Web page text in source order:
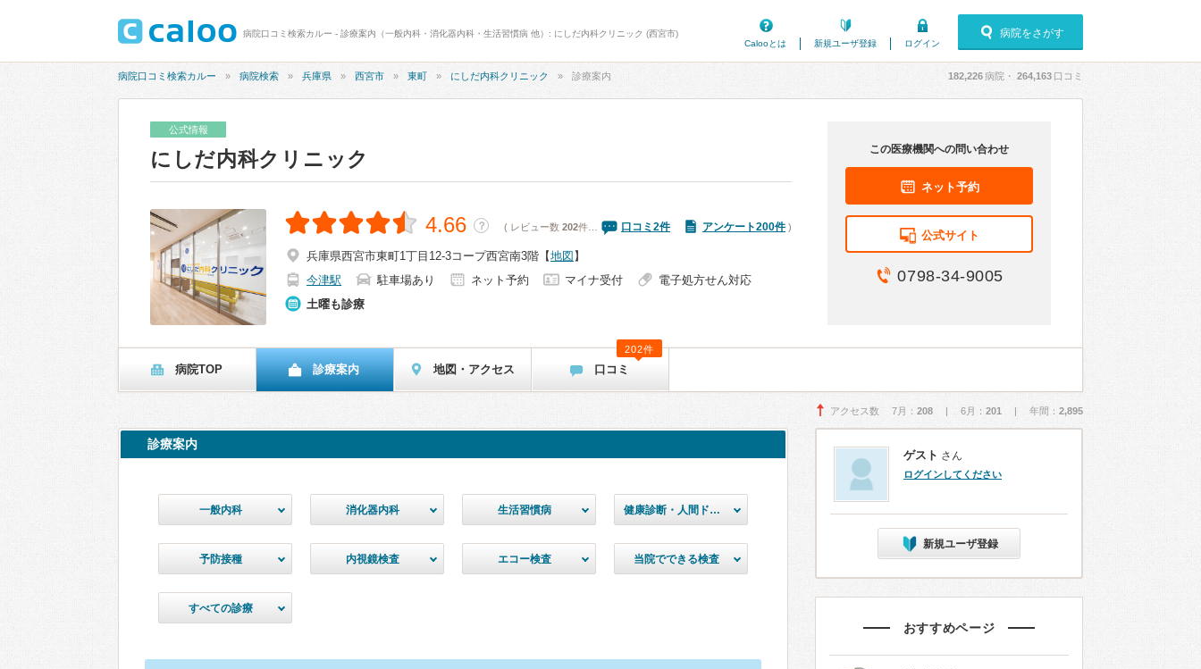
病院口コミ検索カルー - 診療案内（一般内科・消化器内科・生活習慣病 他）: にしだ内科クリニック (西宮市)
Calooとは
新規ユーザ登録 ログイン
病院をさがす
病院口コミ検索カルー 病院検索 兵庫県 西宮市 東町 にしだ内科クリニック 診療案内 182,226病院・ 264,163 口コミ
公式情報
にしだ内科クリニック
4.66 ？ ( レビュー数 202件… 口コミ 2件 アンケート200件)
兵庫県西宮市東町1丁目12-3コープ西宮南3階 【地図 】
今津駅
駐車場あり ネット予約 マイナ受付
電子処方せん対応
土曜も診療
この医療機関への問い合わせ
ネット予約
公式サイト
0798-34-9005
病院TOP 診療案内 地図・アクセス 口コミ
202件
アクセス数 7月： 208 | 6月： 201 | 年間： 2,895
診療案内
一般内科 消化器内科 生活習慣病 健康診断・人間ドック
予防接種 内視鏡検査 エコー検査 当院でできる検査
すべての診療
ゲスト さん
ログインしてください
新規ユーザ登録
おすすめページ